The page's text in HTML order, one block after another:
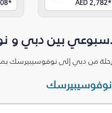
AED 2,782*
*
بين دبي و
من دبي إلى نوفوسيبيرسك
نوفوسيبيرسك